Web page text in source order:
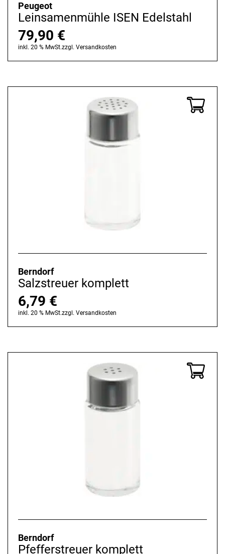
Peugeot
Leinsamenmühle ISEN Edelstahl
79,90 €
inkl. 20 % MwSt.zzgl. Versandkosten
Berndorf
Salzstreuer komplett
6,79 €
inkl. 20 % MwSt.zzgl. Versandkosten
Berndorf
Pfefferstreuer komplett